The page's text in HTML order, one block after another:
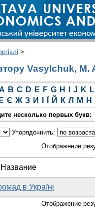
>
Vasylchuk, M.
B C D E F G H J K L
Е Є Ж З И Й К Л М Н
несколько первых букв:
Упорядочнить:
Отображение
Название
в Україні
Отображение